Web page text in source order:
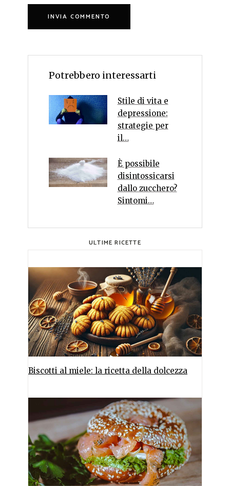
Potrebbero interessarti
Stile di vita e
depressione:
strategie per
il…
È possibile
disintossicarsi
dallo zucchero?
Sintomi…
ULTIME RICETTE
Biscotti al miele: la ricetta della dolcezza